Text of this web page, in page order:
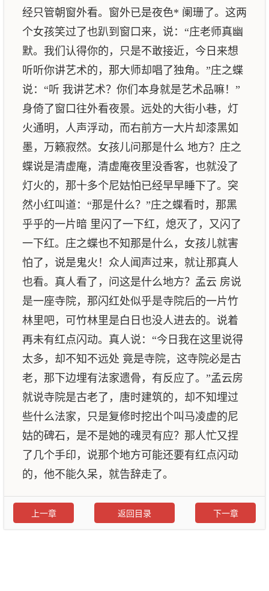
经只管朝窗外看。窗外已是夜色* 阑珊了。这两
个女孩笑过了也趴到窗口来，说：“庄老师真幽
默。我们认得你的，只是不敢接近，今日来想
听听你讲艺术的，那大师却唱了独角。”庄之蝶
说：“听 我讲艺术？你们本身就是艺术品嘛！”
身倚了窗口往外看夜景。远处的大街小巷，灯
火通明，人声浮动，而右前方一大片却漆黑如
墨，万籁寂然。女孩儿问那是什么 地方？庄之
蝶说是清虚庵，清虚庵夜里没香客，也就没了
灯火的，那十多个尼姑怕已经早早睡下了。突
然小红叫道：“那是什么？”庄之蝶看时，那黑
乎乎的一片暗 里闪了一下红，熄灭了，又闪了
一下红。庄之蝶也不知那是什么，女孩儿就害
怕了，说是鬼火！众人闻声过来，就让那真人
也看。真人看了，问这是什么地方？孟云 房说
是一座寺院，那闪红处似乎是寺院后的一片竹
林里吧，可竹林里是白日也没人进去的。说着
再未有红点闪动。真人说：“今日我在这里说得
太多，却不知不远处 竟是寺院，这寺院必是古
老，那下边埋有法家遗骨，有反应了。”孟云房
就说寺院是古老了，唐时建筑的，却不知埋过
些什么法家，只是复修时挖出个叫马凌虚的尼
姑的碑石，是不是她的魂灵有应？那人忙又捏
了几个手印，说那个地方可能还要有红点闪动
的，他不能久呆，就告辞走了。
上一章 返回目录 下一章